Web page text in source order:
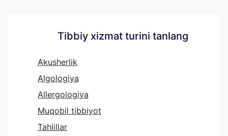
Tibbiy xizmat turini tanlang
Akusherlik
Algologiya
Allergologiya
Muqobil tibbiyot
Tahlillar